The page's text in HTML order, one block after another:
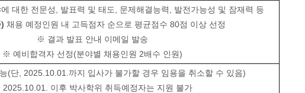
대한 전문성, 발표력 및 태도, 문제해결능력, 발전가능성 및 잠재력 등
채용 예정인원 내 고득점자 순으로 평균점수 80점 이상 선정
※ 결과 발표 안내 이메일 발송
※ 예비합격자 선정(분야별 채용인원 2배수 인원)
(단, 2025.10.01.까지 입사가 불가할 경우 임용을 취소할 수 있음)
이후 박사학위 취득예정자는 지원 불가